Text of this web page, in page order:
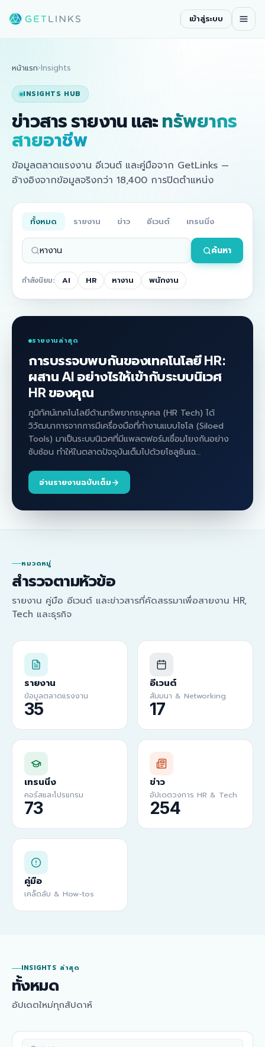
เข้าสู่ระบบ
หน้าแรก›Insights
INSIGHTS HUB
ข่าวสาร รายงาน และ ทรัพยากร
สายอาชีพ
ข้อมูลตลาดแรงงาน อีเวนต์ และคู่มือจาก GetLinks —
อ้างอิงจากข้อมูลจริงกว่า 18,400 การปิดตำแหน่ง
ทั้งหมด รายงาน ข่าว อีเวนต์ เทรนนิ่ง
ค้นหา
กำลังนิยม: AI HR หางาน พนักงาน
รายงานล่าสุด
การบรรจบพบกันของเทคโนโลยี HR:
ผสาน AI อย่างไรให้เข้ากับระบบนิเวศ
HR ของคุณ
ภูมิทัศน์เทคโนโลยีด้านทรัพยากรบุคคล (HR Tech) ได้
วิวัฒนาการจากการมีเครื่องมือที่ทำงานแบบไซโล (Siloed
Tools) มาเป็นระบบนิเวศที่มีแพลตฟอร์มเชื่อมโยงกันอย่าง
ซับซ้อน ทำให้ในตลาดปัจจุบันเต็มไปด้วยโซลูชันเฉ…
อ่านรายงานฉบับเต็ม
หมวดหมู่
สำรวจตามหัวข้อ
รายงาน คู่มือ อีเวนต์ และข่าวสารที่คัดสรรมาเพื่อสายงาน HR,
Tech และธุรกิจ
รายงาน
ข้อมูลตลาดแรงงาน
35
อีเวนต์
สัมมนา & Networking
17
เทรนนิ่ง
คอร์สและโปรแกรม
73
ข่าว
อัปเดตวงการ HR & Tech
254
คู่มือ
เคล็ดลับ & How-tos
INSIGHTS ล่าสุด
ทั้งหมด
อัปเดตใหม่ทุกสัปดาห์